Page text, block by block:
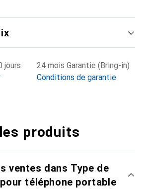
jours
24 mois Garantie (Bring-in)
Conditions de garantie
produits
ventes dans Type de
téléphone portable